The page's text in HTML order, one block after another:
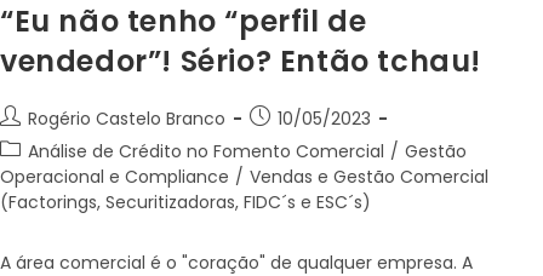
“Eu não tenho “perfil de
vendedor”! Sério? Então tchau!
Rogério Castelo Branco
10/05/2023
Análise de Crédito no Fomento Comercial / Gestão
Operacional e Compliance / Vendas e Gestão Comercial
(Factorings, Securitizadoras, FIDC´s e ESC´s)
A área comercial é o "coração" de qualquer empresa. A